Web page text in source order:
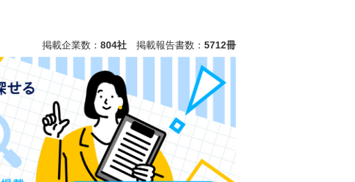
掲載企業数： 804社 掲載報告書数： 5712冊